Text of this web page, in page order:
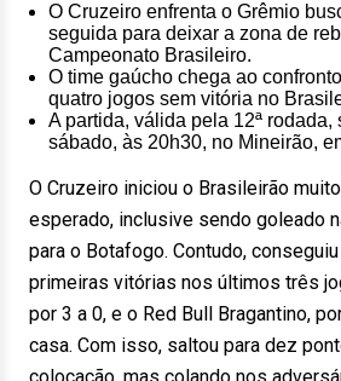
O Cruzeiro enfrenta o Grêmio
seguida para deixar a zona de
Campeonato Brasileiro.
O time gaúcho chega ao
quatro jogos sem vitória no
A partida, válida pela 12ª
sábado, às 20h30, no Mineirão,
O Cruzeiro iniciou o Brasileirão
esperado, inclusive sendo goleado
para o Botafogo. Contudo,
primeiras vitórias nos últimos três
por 3 a 0, e o Red Bull Bragantino,
casa. Com isso, saltou para dez